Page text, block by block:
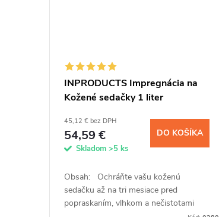
INPRODUCTS Impregnácia na
Kožené sedačky 1 liter
45,12 € bez DPH
54,59 €
Skladom >5 ks
DO KOŠÍKA
Obsah: Ochráňte vašu koženú
sedačku až na tri mesiace pred
popraskaním, vlhkom a nečistotami